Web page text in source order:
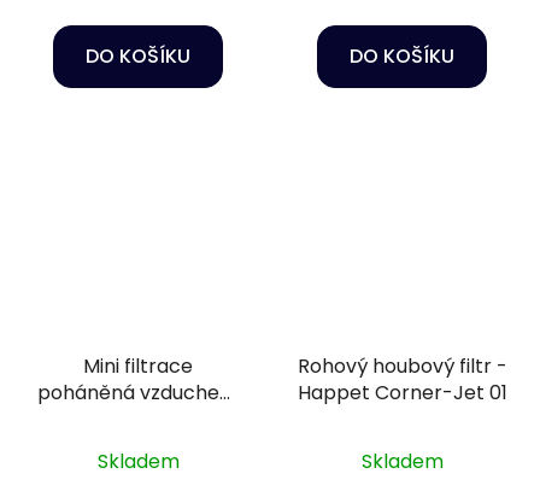
DO KOŠÍKU DO KOŠÍKU
Mini filtrace
poháněná vzduchem
Skladem
Rohový houbový filtr -
Happet Corner-Jet 01
Skladem